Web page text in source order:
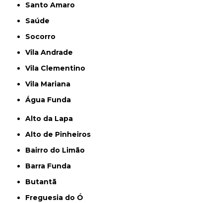
Santo Amaro
Saúde
Socorro
Vila Andrade
Vila Clementino
Vila Mariana
Água Funda
Alto da Lapa
Alto de Pinheiros
Bairro do Limão
Barra Funda
Butantã
Freguesia do Ó